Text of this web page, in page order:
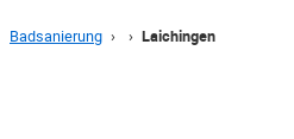
Badsanierung › › Laichingen